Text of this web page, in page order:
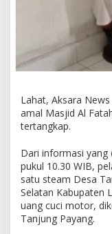
t
k
A
m
a
s
d
D
i
a
m
Lahat, Aksara
amal Masjid Al
tertangkap.
Dari informasi yang
pukul 10.30 WIB,
satu steam Desa
Selatan Kabupaten
uang cuci motor,
Tanjung Payang.